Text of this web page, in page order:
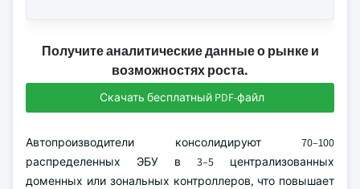
Получите аналитические данные о рынке и
возможностях роста.
Скачать бесплатный PDF-файл
Автопроизводители консолидируют 70–100
распределенных ЭБУ в 3–5 централизованных
доменных или зональных контроллеров, что повышает